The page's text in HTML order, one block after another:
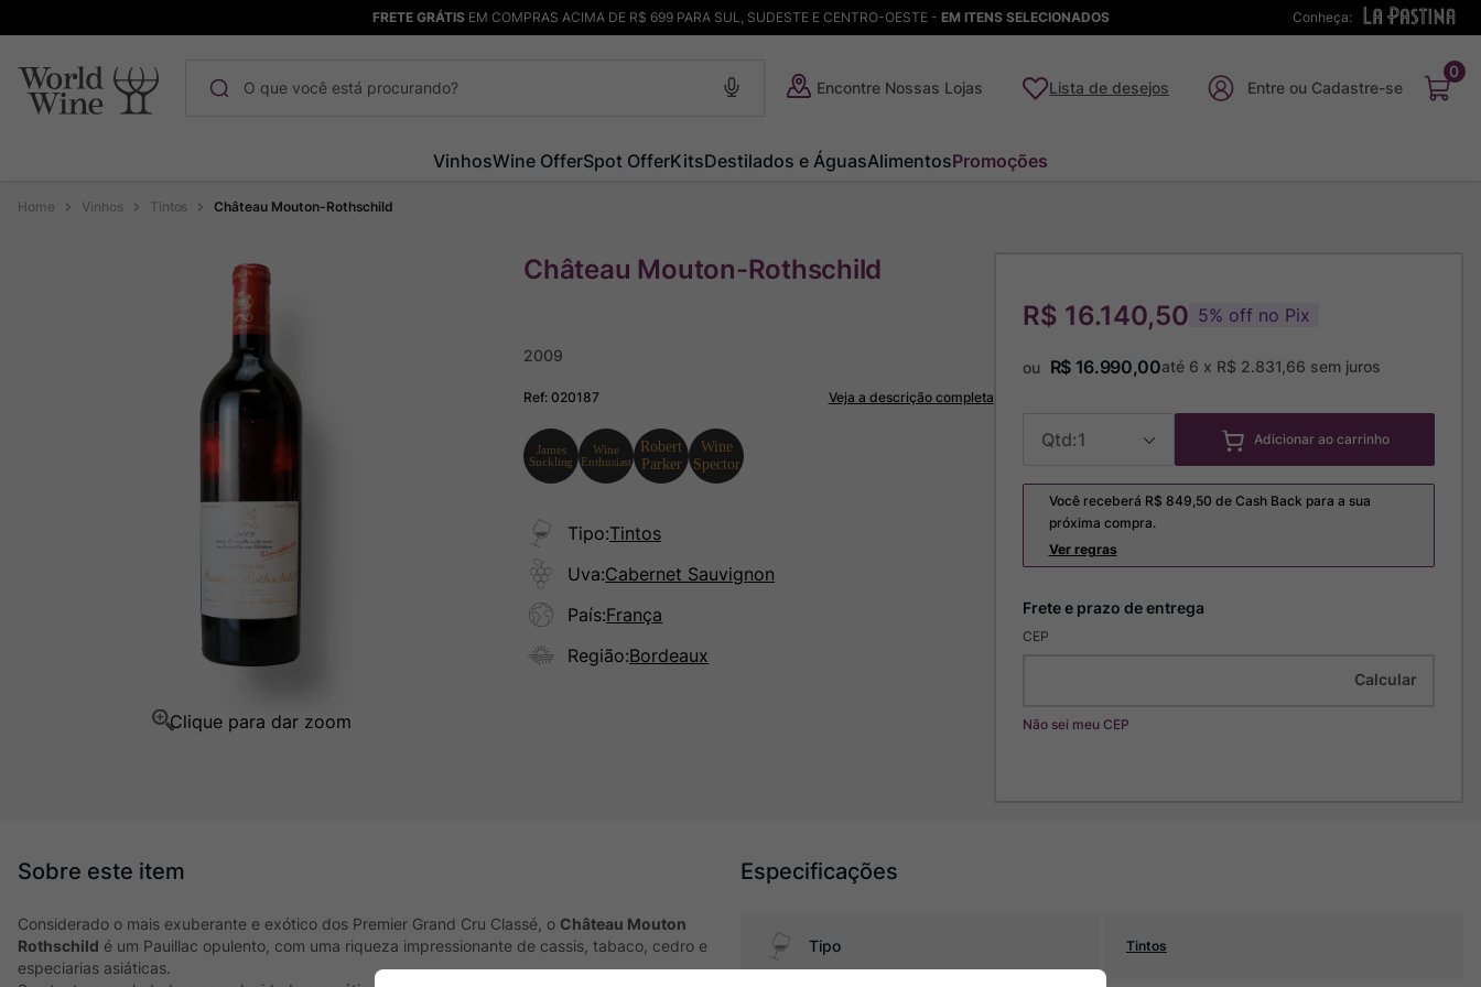
Conheça:
FRETE GRÁTISEM COMPRAS ACIMA DE R$ 699 PARA SUL, SUDESTE E CENTRO-OESTE - EM ITENS SELECIONADOS
Encontre Nossas Lojas Lista de desejos
0
VinhosWine OfferSpot OfferKitsDestilados e ÁguasAlimentosPromoções
Vinhos Tintos Château Mouton-Rothschild
Château Mouton-Rothschild
2009
Ref:020187 Veja a descrição completa
Tipo:Tintos
Uva:Cabernet Sauvignon
País:França
Região:Bordeaux
R$ 16.140,50 5% off no Pix
ou R$ 16.990,00até 6 x R$ 2.831,66 sem juros
1 Adicionar ao carrinho
Você receberá R$ 849,50 de Cash Back para a sua
próxima compra.
Ver regras
CEP
Não sei meu CEP
Considerado o mais exuberante e exótico dos Premier Grand Cru Classé, o Château Mouton
Rothschild é um Pauillac opulento, com uma riqueza impressionante de cassis, tabaco, cedro e
especiarias asiáticas.
Especificações
Tipo Tintos
1º Maçanita
Bodega Garzon
Champagne